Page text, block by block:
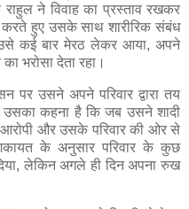
ने विवाह का प्रस्ताव रखकर
करते हुए उसके साथ शारीरिक संबंध
कई बार मेरठ लेकर आया, अपने
भरोसा देता रहा।
पर उसने अपने परिवार द्वारा तय
उसका कहना है कि जब उसने शादी
आरोपी और उसके परिवार की ओर से
के अनुसार परिवार के कुछ
लेकिन अगले ही दिन अपना रुख